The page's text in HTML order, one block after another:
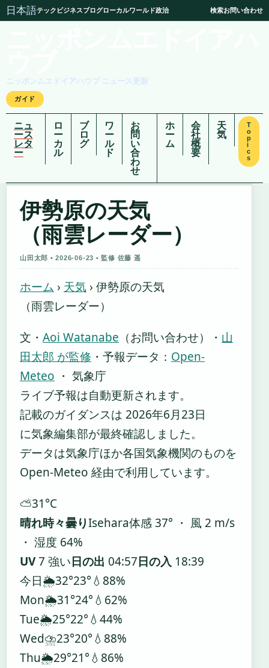
日本語テック ビジネスブログローカルワールド政治 検索お問い合わせ
ニッポンムエドイアハウブ ニュース更新
ガイド
ニュ
ース
レタ
ー
ロ
ー
カ
ル
ブ
ロ
グ
ワ
ー
ル
ド
お
問
い
合
わ
せ
ホ
ー
ム
会
社
概
要
天
気
T
o
p
i
c
s
伊勢原の天気
（雨雲レーダー）
山田太郎 • 2026-06-23 • 監修 佐藤 遥
ホーム › 天気 › 伊勢原の天気
（雨雲レーダー）
文・ Aoi Watanabe （お問い合わせ） ・ 山
田太郎 が監修 ・ 予報データ： Open-
Meteo ・ 気象庁
ライブ予報は自動更新されます。
記載のガイダンスは 2026年6月23日
に気象編集部が最終確認しました。
データは気象庁ほか各国気象機関のものを
Open-Meteo 経由で利用しています。
⛅31°C
晴れ時々曇りIsehara体感 37° ・ 風 2 m/s
・ 湿度 64%
UV7 強い日の出 04:57日の入 18:39
今日🌦️32°23°💧88%
Mon🌦️31°24°💧62%
Tue🌦️25°22°💧44%
Wed⛈️23°20°💧88%
Thu🌦️29°21°💧86%